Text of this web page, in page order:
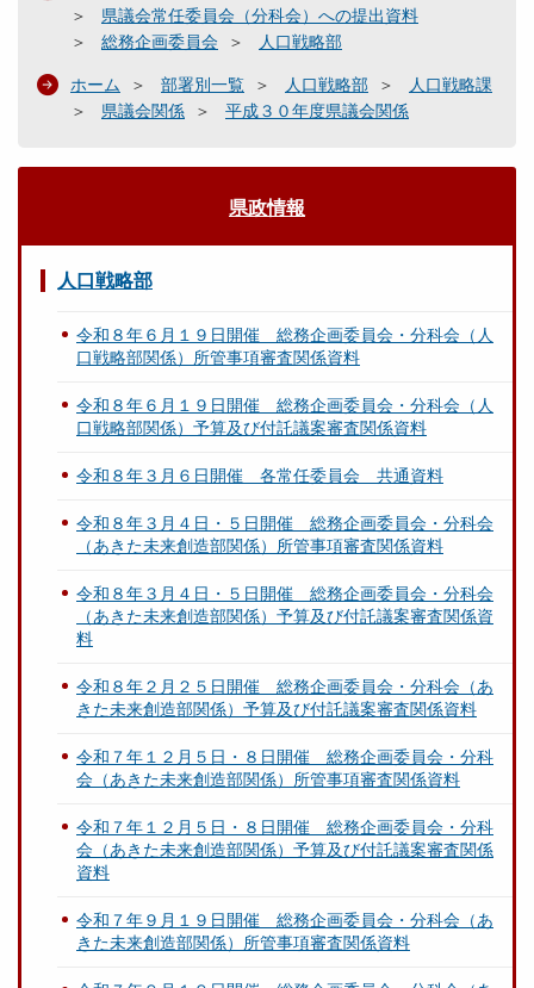
県議会常任委員会（分科会）への提出資料
総務企画委員会
人口戦略部
ホーム 部署別一覧 人口戦略部
人口戦略課
県議会関係
平成３０年度県議会関係
県政情報
人口戦略部
令和８年６月１９日開催 総務企画委員会・分科会（人
口戦略部関係）所管事項審査関係資料
令和８年６月１９日開催 総務企画委員会・分科会（人
口戦略部関係）予算及び付託議案審査関係資料
令和８年３月６日開催 各常任委員会 共通資料
令和８年３月４日・５日開催 総務企画委員会・分科会
（あきた未来創造部関係）所管事項審査関係資料
令和８年３月４日・５日開催 総務企画委員会・分科会
（あきた未来創造部関係）予算及び付託議案審査関係資
料
令和８年２月２５日開催 総務企画委員会・分科会（あ
きた未来創造部関係）予算及び付託議案審査関係資料
令和７年１２月５日・８日開催 総務企画委員会・分科
会（あきた未来創造部関係）所管事項審査関係資料
令和７年１２月５日・８日開催 総務企画委員会・分科
会（あきた未来創造部関係）予算及び付託議案審査関係
資料
令和７年９月１９日開催 総務企画委員会・分科会（あ
きた未来創造部関係）所管事項審査関係資料